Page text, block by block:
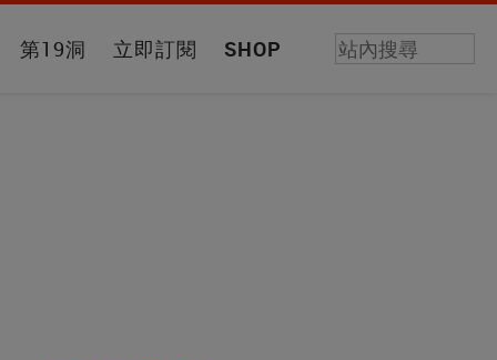
第19洞 立即訂閱 SHOP